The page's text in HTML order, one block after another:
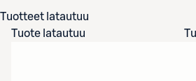
Tuotteet latautuu
Tuote latautuu